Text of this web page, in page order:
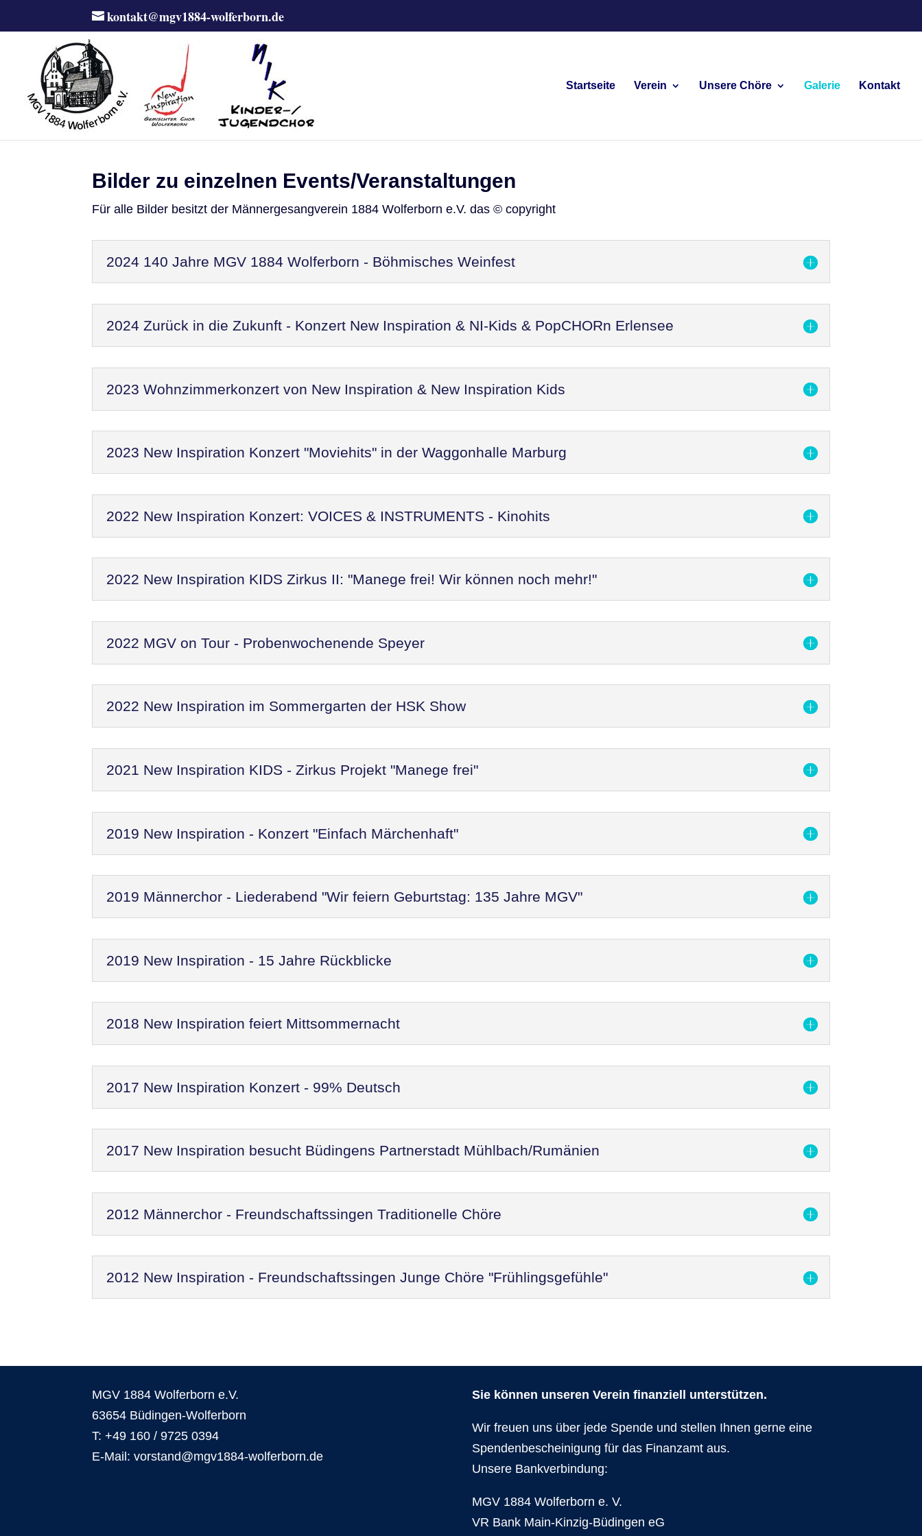
kontakt@mgv1884-wolferborn.de
Startseite Verein Unsere Chöre Galerie Kontakt
Bilder zu einzelnen Events/Veranstaltungen
Für alle Bilder besitzt der Männergesangverein 1884 Wolferborn e.V. das © copyright
2024 140 Jahre MGV 1884 Wolferborn - Böhmisches Weinfest
2024 Zurück in die Zukunft - Konzert New Inspiration & NI-Kids & PopCHORn Erlensee
2023 Wohnzimmerkonzert von New Inspiration & New Inspiration Kids
2023 New Inspiration Konzert "Moviehits" in der Waggonhalle Marburg
2022 New Inspiration Konzert: VOICES & INSTRUMENTS - Kinohits
2022 New Inspiration KIDS Zirkus II: "Manege frei! Wir können noch mehr!"
2022 MGV on Tour - Probenwochenende Speyer
2022 New Inspiration im Sommergarten der HSK Show
2021 New Inspiration KIDS - Zirkus Projekt "Manege frei"
2019 New Inspiration - Konzert "Einfach Märchenhaft"
2019 Männerchor - Liederabend "Wir feiern Geburtstag: 135 Jahre MGV"
2019 New Inspiration - 15 Jahre Rückblicke
2018 New Inspiration feiert Mittsommernacht
2017 New Inspiration Konzert - 99% Deutsch
2017 New Inspiration besucht Büdingens Partnerstadt Mühlbach/Rumänien
2012 Männerchor - Freundschaftssingen Traditionelle Chöre
2012 New Inspiration - Freundschaftssingen Junge Chöre "Frühlingsgefühle"
MGV 1884 Wolferborn e.V.
63654 Büdingen-Wolferborn
T: +49 160 / 9725 0394
E-Mail: vorstand@mgv1884-wolferborn.de
Sie können unseren Verein finanziell unterstützen.
Wir freuen uns über jede Spende und stellen Ihnen gerne eine
Spendenbescheinigung für das Finanzamt aus.
Unsere Bankverbindung:
MGV 1884 Wolferborn e. V.
VR Bank Main-Kinzig-Büdingen eG